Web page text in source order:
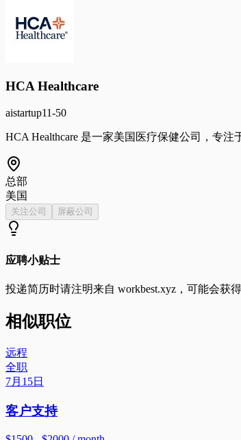
HCA Healthcare
aistartup11-50
HCA Healthcare 是一家美国医疗保健公司，专
总部
美国
关注公司 屏蔽公司
应聘小贴士
投递简历时请注明来自 workbest.xyz ，可能会获
相似职位
远程
全职
7月15日
客户支持